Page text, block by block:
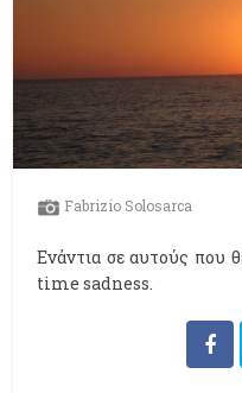
Fabrizio Solosarca
Ενάντια σε αυτούς που
time sadness.